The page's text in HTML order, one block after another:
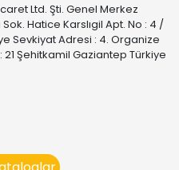
Ltd. Şti. Genel Merkez
Hatice Karslıgil Apt. No : 4 /
Sevkiyat Adresi : 4. Organize
21 Şehitkamil Gaziantep Türkiye